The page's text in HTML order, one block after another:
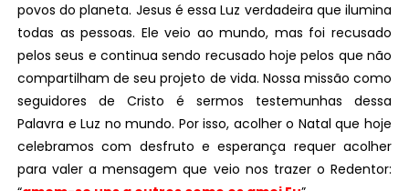
povos do planeta. Jesus é essa Luz verdadeira que ilumina
todas as pessoas. Ele veio ao mundo, mas foi recusado
pelos seus e continua sendo recusado hoje pelos que não
compartilham de seu projeto de vida. Nossa missão como
seguidores de Cristo é sermos testemunhas dessa
Palavra e Luz no mundo. Por isso, acolher o Natal que hoje
celebramos com desfruto e esperança requer acolher
para valer a mensagem que veio nos trazer o Redentor: